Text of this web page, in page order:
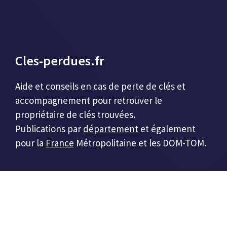
Cles-perdues.fr
Aide et conseils en cas de perte de clés et
accompagnement pour retrouver le
propriétaire de clés trouvées.
Publications par département et également
pour la France Métropolitaine et les DOM-TOM.